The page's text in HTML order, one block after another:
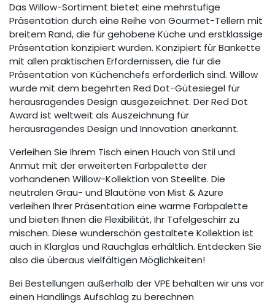
Das Willow-Sortiment bietet eine mehrstufige
Präsentation durch eine Reihe von Gourmet-Tellern mit
breitem Rand, die für gehobene Küche und erstklassige
Präsentation konzipiert wurden. Konzipiert für Bankette
mit allen praktischen Erfordernissen, die für die
Präsentation von Küchenchefs erforderlich sind. Willow
wurde mit dem begehrten Red Dot-Gütesiegel für
herausragendes Design ausgezeichnet. Der Red Dot
Award ist weltweit als Auszeichnung für
herausragendes Design und Innovation anerkannt.
Verleihen Sie Ihrem Tisch einen Hauch von Stil und
Anmut mit der erweiterten Farbpalette der
vorhandenen Willow-Kollektion von Steelite. Die
neutralen Grau- und Blautöne von Mist & Azure
verleihen Ihrer Präsentation eine warme Farbpalette
und bieten Ihnen die Flexibilität, Ihr Tafelgeschirr zu
mischen. Diese wunderschön gestaltete Kollektion ist
auch in Klarglas und Rauchglas erhältlich. Entdecken Sie
also die überaus vielfältigen Möglichkeiten!
Bei Bestellungen außerhalb der VPE behalten wir uns vor
einen Handlings Aufschlag zu berechnen